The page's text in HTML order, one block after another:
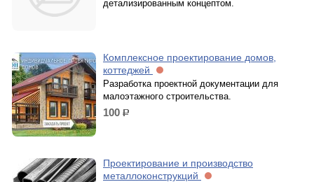
детализированным концептом.
Комплексное проектирование домов,
коттеджей
Разработка проектной документации для
малоэтажного строительства.
100 р.
Проектирование и производство
металлоконструкций